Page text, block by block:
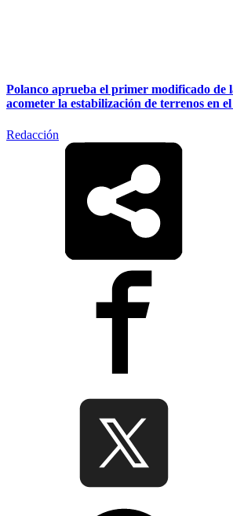
Polanco aprueba el primer modificado de
acometer la estabilización de terrenos en
Redacción